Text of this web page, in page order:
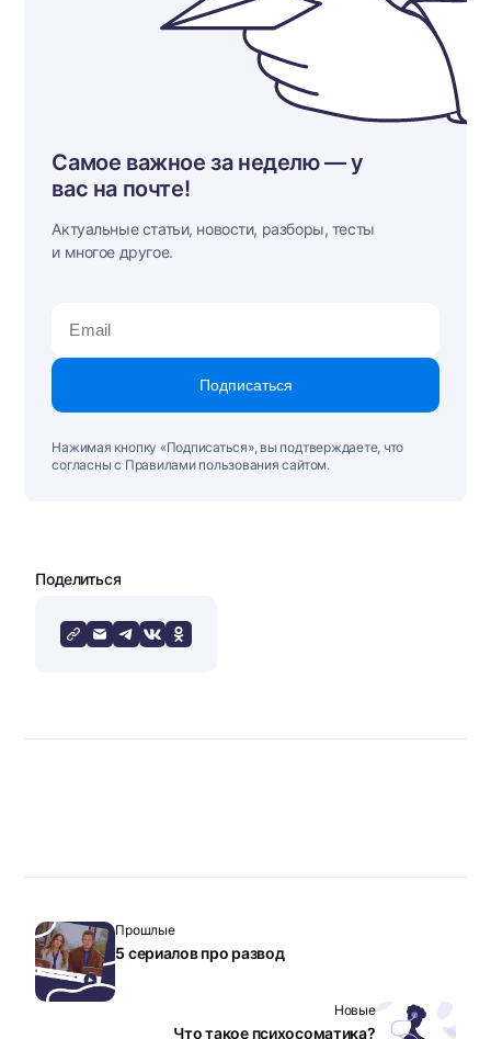
Самое важное за неделю — у
вас на почте!
Актуальные статьи, новости, разборы, тесты
и многое другое.
Подписаться
Нажимая кнопку «Подписаться», вы подтверждаете, что
согласны с Правилами пользования сайтом.
Поделиться
Прошлые
5 сериалов про развод
Новые
Что такое психосоматика?